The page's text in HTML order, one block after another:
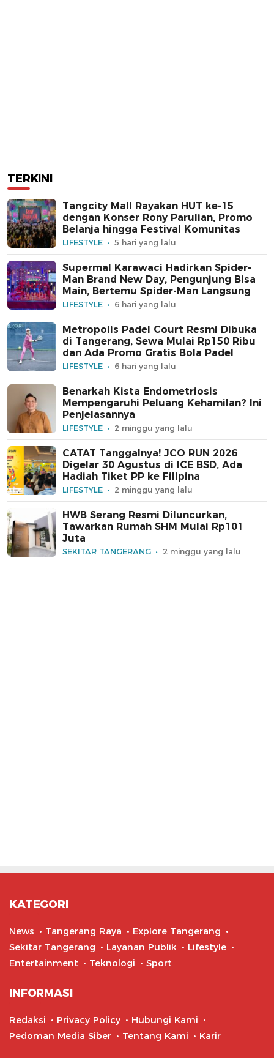
TERKINI
Tangcity Mall Rayakan HUT ke-15
dengan Konser Rony Parulian, Promo
Belanja hingga Festival Komunitas
LIFESTYLE 5 hari yang lalu
Supermal Karawaci Hadirkan Spider-
Man Brand New Day, Pengunjung Bisa
Main, Bertemu Spider-Man Langsung
LIFESTYLE 6 hari yang lalu
Metropolis Padel Court Resmi Dibuka
di Tangerang, Sewa Mulai Rp150 Ribu
dan Ada Promo Gratis Bola Padel
LIFESTYLE 6 hari yang lalu
Benarkah Kista Endometriosis
Mempengaruhi Peluang Kehamilan? Ini
Penjelasannya
LIFESTYLE 2 minggu yang lalu
CATAT Tanggalnya! JCO RUN 2026
Digelar 30 Agustus di ICE BSD, Ada
Hadiah Tiket PP ke Filipina
LIFESTYLE 2 minggu yang lalu
HWB Serang Resmi Diluncurkan,
Tawarkan Rumah SHM Mulai Rp101
Juta
SEKITAR TANGERANG 2 minggu yang lalu
KATEGORI
News Tangerang Raya
Explore Tangerang
Sekitar Tangerang
Layanan Publik
Lifestyle
Entertainment
Teknologi Sport
INFORMASI
Redaksi Privacy Policy
Hubungi Kami
Pedoman Media Siber
Tentang Kami Karir